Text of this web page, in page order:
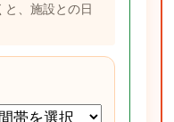
、施設との日